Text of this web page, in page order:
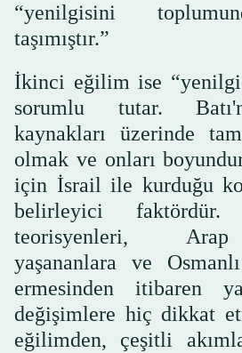
“yenilgisini
taşımıştır.”
İkinci eğilim ise
sorumlu tutar.
kaynakları üzerinde
olmak ve onları
için İsrail ile kurduğu
belirleyici
teorisyenleri,
yaşananlara ve
ermesinden itibaren
değişimlere hiç dikkat
eğilimden, çeşitli